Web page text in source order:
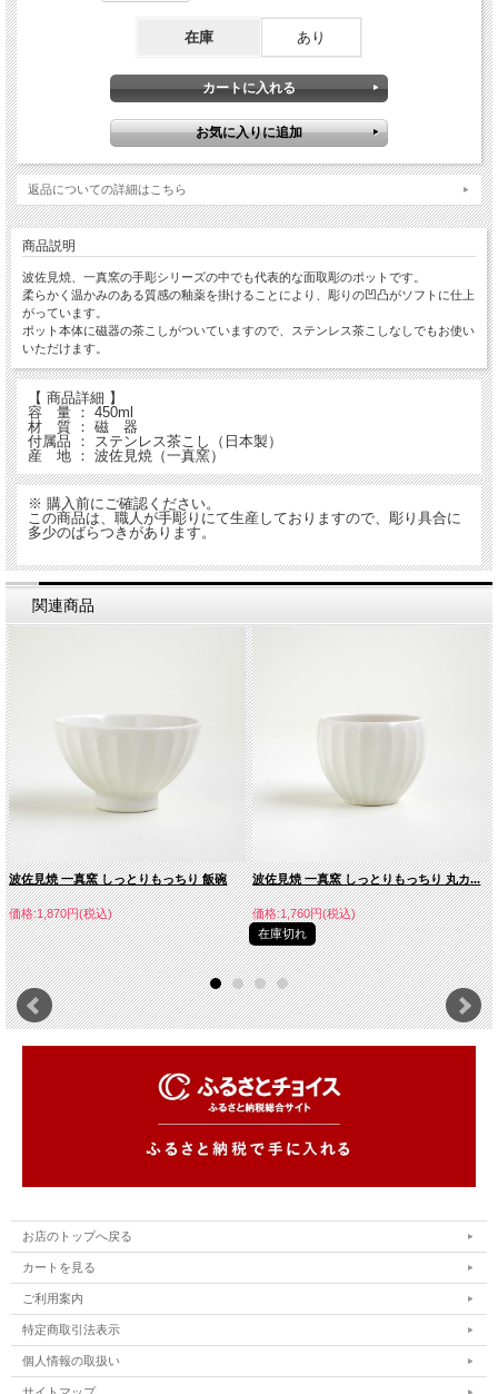
在庫 あり
返品についての詳細はこちら
商品説明
波佐見焼、一真窯の手彫シリーズの中でも代表的な面取彫のポットです。
柔らかく温かみのある質感の釉薬を掛けることにより、彫りの凹凸がソフトに仕上
がっています。
ポット本体に磁器の茶こしがついていますので、ステンレス茶こしなしでもお使い
いただけます。
【 商品詳細 】
容 量 ： 450ml
材 質 ： 磁 器
付属品 ： ステンレス茶こし（日本製）
産 地 ： 波佐見焼（一真窯）
※ 購入前にご確認ください。
この商品は、職人が手彫りにて生産しておりますので、彫り具合に
多少のばらつきがあります。
関連商品
波佐見焼 一真窯 しっとりもっちり 飯碗
価格:1,870円(税込)
波佐見焼 一真窯 しっとりもっちり 丸カ...
価格:1,760円(税込)
在庫切れ
お店のトップへ戻る
カートを見る
ご利用案内
特定商取引法表示
個人情報の取扱い